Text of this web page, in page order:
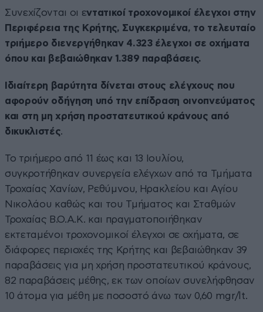
Συνεχίζονται οι εντατικοί τροχονομικοί έλεγχοι στην
Περιφέρεια της Κρήτης, Συγκεκριμένα, το τελευταίο
τριήμερο διενεργήθηκαν 4.323 έλεγχοι σε οχήματα
όπου και βεβαιώθηκαν 1.389 παραβάσεις.
Ιδιαίτερη βαρύτητα δίνεται στους ελέγχους που
αφορούν οδήγηση υπό την επίδραση οινοπνεύματος
και στη μη χρήση προστατευτικού κράνους από
δικυκλιστές.
Το τριήμερο από 11 έως και 13 Ιουλίου,
συγκροτήθηκαν συνεργεία ελέγχων από τα Τμήματα
Τροχαίας Χανίων, Ρεθύμνου, Ηρακλείου και Αγίου
Νικολάου καθώς και του Τμήματος και Σταθμών
Τροχαίας Β.Ο.Α.Κ. και πραγματοποιήθηκαν
εκτεταμένοι τροχονομικοί έλεγχοι σε οχήματα, σε
διάφορες περιοχές της Κρήτης και βεβαιώθηκαν 39
παραβάσεις για μη χρήση προστατευτικού κράνους,
82 παραβάσεις μέθης, εκ των οποίων συνελήφθησαν
10 άτομα για μέθη με ποσοστό άνω των 0,60 mgr/lt.